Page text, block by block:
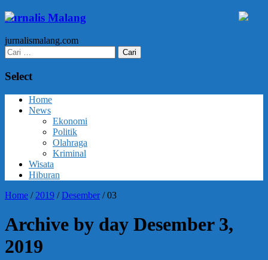
Jurnalis Malang
jurnalismalang.com
Cari
untuk:
Select
Home
News
Ekonomi
Politik
Olahraga
Kriminal
Wisata
Hiburan
Home / 2019 /Desember /03
Archive by day Desember 3,
2019